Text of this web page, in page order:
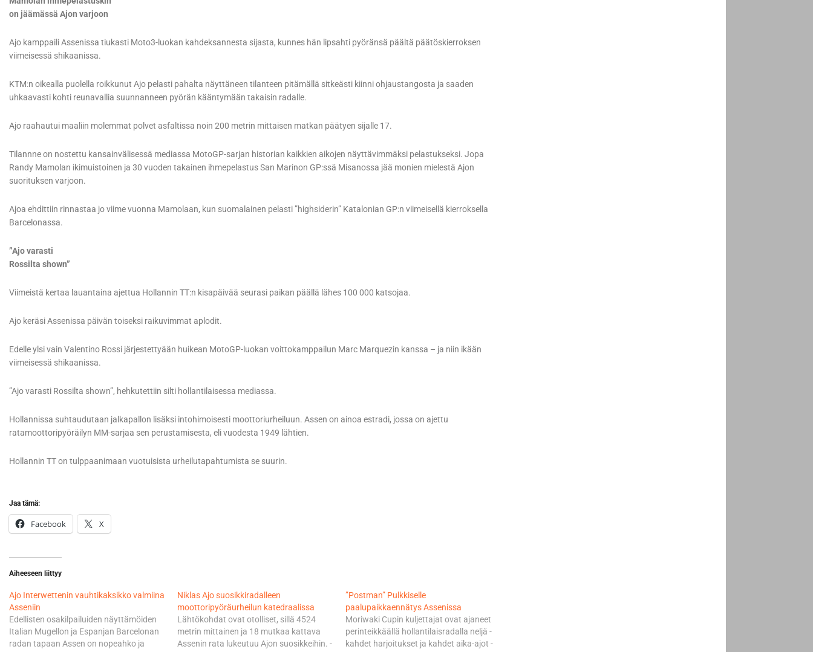
on jäämässä Ajon varjoon
Ajo kamppaili Assenissa tiukasti Moto3-luokan kahdeksannesta sijasta, kunnes hän lipsahti pyöränsä päältä päätöskierroksen
viimeisessä shikaanissa.
KTM:n oikealla puolella roikkunut Ajo pelasti pahalta näyttäneen tilanteen pitämällä sitkeästi kiinni ohjaustangosta ja saaden
uhkaavasti kohti reunavallia suunnanneen pyörän kääntymään takaisin radalle.
Ajo raahautui maaliin molemmat polvet asfaltissa noin 200 metrin mittaisen matkan päätyen sijalle 17.
Tilannne on nostettu kansainvälisessä mediassa MotoGP-sarjan historian kaikkien aikojen näyttävimmäksi pelastukseksi. Jopa
Randy Mamolan ikimuistoinen ja 30 vuoden takainen ihmepelastus San Marinon GP:ssä Misanossa jää monien mielestä Ajon
suorituksen varjoon.
Ajoa ehdittiin rinnastaa jo viime vuonna Mamolaan, kun suomalainen pelasti ”highsiderin” Katalonian GP:n viimeisellä kierroksella
Barcelonassa.
”Ajo varasti
Rossilta shown”
Viimeistä kertaa lauantaina ajettua Hollannin TT:n kisapäivää seurasi paikan päällä lähes 100 000 katsojaa.
Ajo keräsi Assenissa päivän toiseksi raikuvimmat aplodit.
Edelle ylsi vain Valentino Rossi järjestettyään huikean MotoGP-luokan voittokamppailun Marc Marquezin kanssa – ja niin ikään
viimeisessä shikaanissa.
”Ajo varasti Rossilta shown”, hehkutettiin silti hollantilaisessa mediassa.
Hollannissa suhtaudutaan jalkapallon lisäksi intohimoisesti moottoriurheiluun. Assen on ainoa estradi, jossa on ajettu
ratamoottoripyöräilyn MM-sarjaa sen perustamisesta, eli vuodesta 1949 lähtien.
Hollannin TT on tulppaanimaan vuotuisista urheilutapahtumista se suurin.
Jaa tämä:
Facebook X
Aiheeseen liittyy
Ajo Interwettenin vauhtikaksikko valmiina
Asseniin
Edellisten osakilpailuiden näyttämöiden
Italian Mugellon ja Espanjan Barcelonan
radan tapaan Assen on nopeahko ja
Niklas Ajo suosikkiradalleen
moottoripyöräurheilun katedraalissa
Lähtökohdat ovat otolliset, sillä 4524
metrin mittainen ja 18 mutkaa kattava
Assenin rata lukeutuu Ajon suosikkeihin. -
”Postman” Pulkkiselle
paalupaikkaennätys Assenissa
Moriwaki Cupin kuljettajat ovat ajaneet
perinteikkäällä hollantilaisradalla neljä -
kahdet harjoitukset ja kahdet aika-ajot -